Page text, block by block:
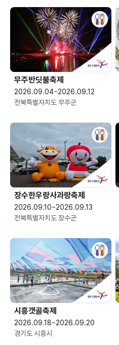
무주반딧불축제
2026.09.04~2026.09.12
전북특별자치도 무주군
장수한우랑사과랑축제
2026.09.10~2026.09.13
전북특별자치도 장수군
시흥갯골축제
2026.09.18~2026.09.20
경기도 시흥시